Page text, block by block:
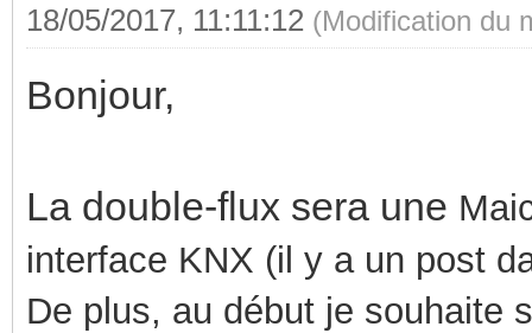
18/05/2017, 11:11:12 (Modification du
Bonjour,
La double-flux sera une
interface KNX (il y a un post
De plus, au début je souhaite